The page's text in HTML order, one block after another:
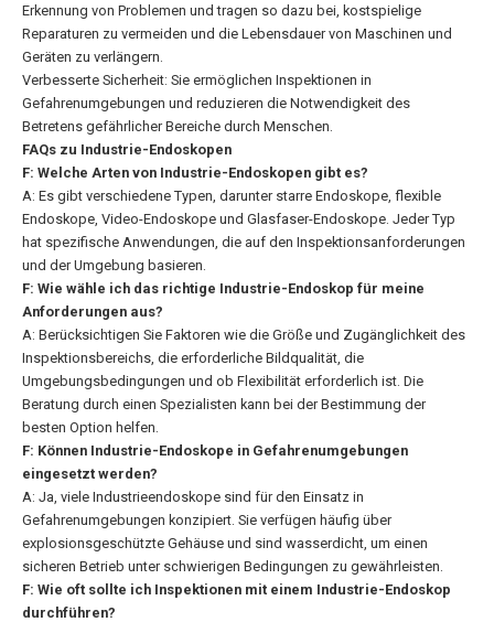
Erkennung von Problemen und tragen so dazu bei, kostspielige
Reparaturen zu vermeiden und die Lebensdauer von Maschinen und
Geräten zu verlängern.
Verbesserte Sicherheit: Sie ermöglichen Inspektionen in
Gefahrenumgebungen und reduzieren die Notwendigkeit des
Betretens gefährlicher Bereiche durch Menschen.
FAQs zu Industrie-Endoskopen
F: Welche Arten von Industrie-Endoskopen gibt es?
A: Es gibt verschiedene Typen, darunter starre Endoskope, flexible
Endoskope, Video-Endoskope und Glasfaser-Endoskope. Jeder Typ
hat spezifische Anwendungen, die auf den Inspektionsanforderungen
und der Umgebung basieren.
F: Wie wähle ich das richtige Industrie-Endoskop für meine
Anforderungen aus?
A: Berücksichtigen Sie Faktoren wie die Größe und Zugänglichkeit des
Inspektionsbereichs, die erforderliche Bildqualität, die
Umgebungsbedingungen und ob Flexibilität erforderlich ist. Die
Beratung durch einen Spezialisten kann bei der Bestimmung der
besten Option helfen.
F: Können Industrie-Endoskope in Gefahrenumgebungen
eingesetzt werden?
A: Ja, viele Industrieendoskope sind für den Einsatz in
Gefahrenumgebungen konzipiert. Sie verfügen häufig über
explosionsgeschützte Gehäuse und sind wasserdicht, um einen
sicheren Betrieb unter schwierigen Bedingungen zu gewährleisten.
F: Wie oft sollte ich Inspektionen mit einem Industrie-Endoskop
durchführen?